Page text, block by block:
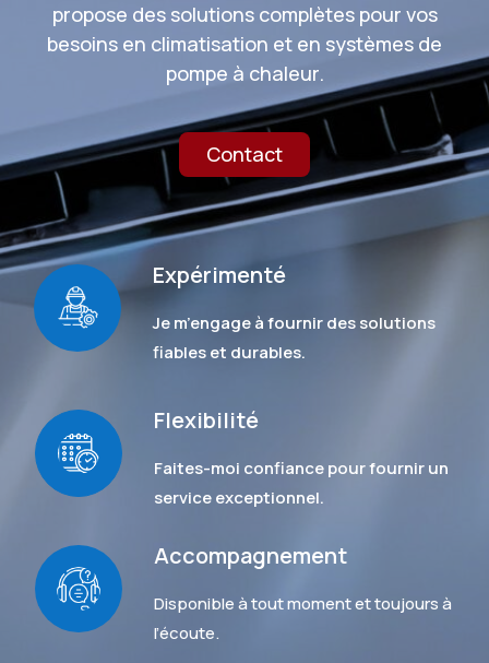
propose des solutions complètes pour vos
besoins en climatisation et en systèmes de
pompe à chaleur.
Contact
Expérimenté
Je m’engage à fournir des solutions
fiables et durables.
Flexibilité
Faites-moi confiance pour fournir un
service exceptionnel.
Accompagnement
Disponible à tout moment et toujours à
l’écoute.